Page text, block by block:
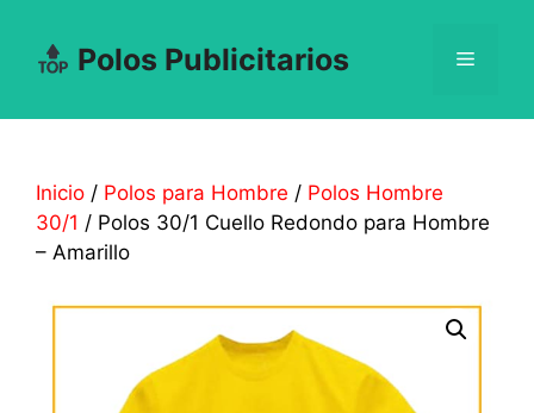
contenidoPolos Publicitarios Menú
Inicio / Polos para Hombre / Polos Hombre
30/1 / Polos 30/1 Cuello Redondo para Hombre
– Amarillo